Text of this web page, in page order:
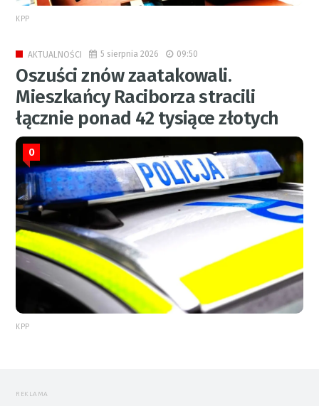
KPP
AKTUALNOŚCI 5 sierpnia 2026 09:50
Oszuści znów zaatakowali.
Mieszkańcy Raciborza stracili
łącznie ponad 42 tysiące złotych
0
KPP
REKLAMA